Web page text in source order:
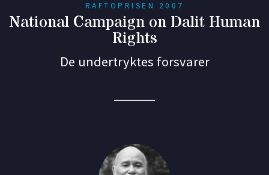
RAFTOPRISEN 2007
National Campaign on Dalit Human
Rights
De undertryktes forsvarer